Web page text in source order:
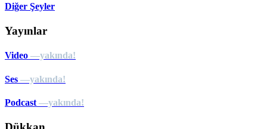
Diğer Şeyler
Yayınlar
Video —yakında!
Ses —yakında!
Podcast —yakında!